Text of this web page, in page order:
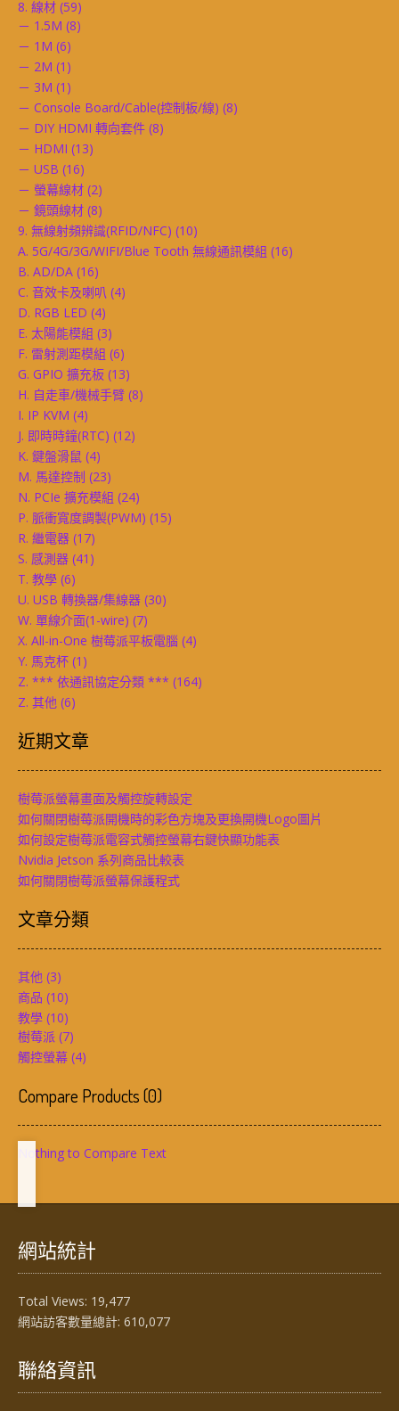
8. 線材 (59)
－ 1.5M (8)
－ 1M (6)
－ 2M (1)
－ 3M (1)
－ Console Board/Cable(控制板/線) (8)
－ DIY HDMI 轉向套件 (8)
－ HDMI (13)
－ USB (16)
－ 螢幕線材 (2)
－ 鏡頭線材 (8)
9. 無線射頻辨識(RFID/NFC) (10)
A. 5G/4G/3G/WIFI/Blue Tooth 無線通訊模組 (16)
B. AD/DA (16)
C. 音效卡及喇叭 (4)
D. RGB LED (4)
E. 太陽能模組 (3)
F. 雷射測距模組 (6)
G. GPIO 擴充板 (13)
H. 自走車/機械手臂 (8)
I. IP KVM (4)
J. 即時時鐘(RTC) (12)
K. 鍵盤滑鼠 (4)
M. 馬達控制 (23)
N. PCIe 擴充模組 (24)
P. 脈衝寬度調製(PWM) (15)
R. 繼電器 (17)
S. 感測器 (41)
T. 教學 (6)
U. USB 轉換器/集線器 (30)
W. 單線介面(1-wire) (7)
X. All-in-One 樹莓派平板電腦 (4)
Y. 馬克杯 (1)
Z. *** 依通訊協定分類 *** (164)
Z. 其他 (6)
近期文章
樹莓派螢幕畫面及觸控旋轉設定
如何關閉樹莓派開機時的彩色方塊及更換開機Logo圖片
如何設定樹莓派電容式觸控螢幕右鍵快顯功能表
Nvidia Jetson 系列商品比較表
如何關閉樹莓派螢幕保護程式
文章分類
其他 (3)
商品 (10)
教學 (10)
樹莓派 (7)
觸控螢幕 (4)
Compare Products(0)
Nothing to Compare Text
網站統計
Total Views: 19,477
網站訪客數量總計: 610,077
聯絡資訊